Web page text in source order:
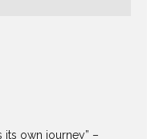
its own journey” –